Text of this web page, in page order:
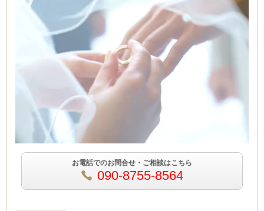
お電話でのお問合せ・ご相談はこちら
090-8755-8564